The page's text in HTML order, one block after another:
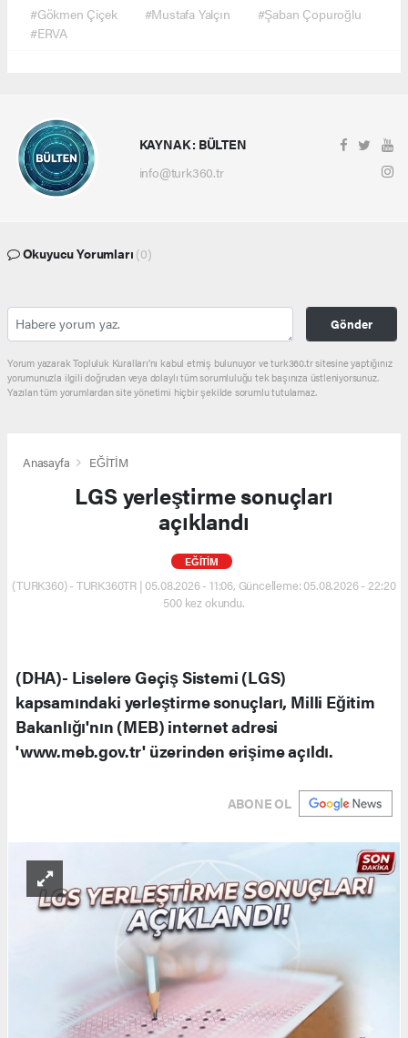
#Gökmen Çiçek #Mustafa Yalçın
#Şaban Çopuroğlu
#ERVA
KAYNAK : BÜLTEN
info@turk360.tr
Okuyucu Yorumları (0)
Gönder
Yorum yazarak Topluluk Kuralları’nı kabul etmiş bulunuyor ve turk360.tr sitesine yaptığınız
yorumunuzla ilgili doğrudan veya dolaylı tüm sorumluluğu tek başınıza üstleniyorsunuz.
Yazılan tüm yorumlardan site yönetimi hiçbir şekilde sorumlu tutulamaz.
Anasayfa EĞİTİM
LGS yerleştirme sonuçları
açıklandı
EĞİTİM
(TURK360) - TURK360TR | 05.08.2026 - 11:06, Güncelleme: 05.08.2026 - 22:20
500 kez okundu.
(DHA)- Liselere Geçiş Sistemi (LGS)
kapsamındaki yerleştirme sonuçları, Milli Eğitim
Bakanlığı'nın (MEB) internet adresi
'www.meb.gov.tr' üzerinden erişime açıldı.
ABONE OL